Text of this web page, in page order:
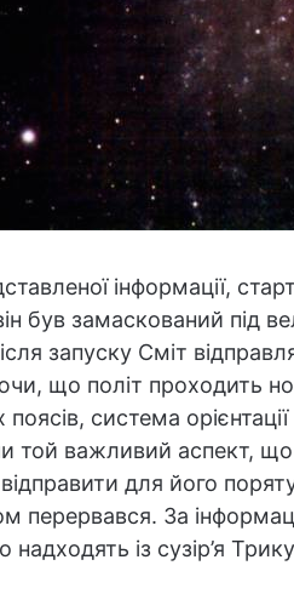
інформації,
був замаскований під
запуску Сміт
що політ проходить
поясів, система
той важливий аспект, що
для його
перервався. За
надходять із сузір’я